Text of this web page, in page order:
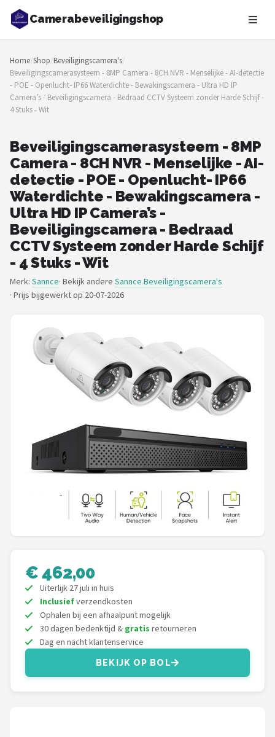
Camerabeveiligingshop
Zoeken
NAVIGATIE
Shop
Blog
Beveiligingscamera's
Camera Deurbellen
NAS
Shop
POPULAIRE MERKEN
Eufy
Home-Locking
Reolink
Hikvision
TP-Link
Foscam
ieGeek
Alle merken →
Home/Shop/Beveiligingscamera's/
Beveiligingscamerasysteem - 8MP Camera - 8CH NVR - Menselijke - AI-detectie
- POE - Openlucht- IP66 Waterdichte - Bewakingscamera - Ultra HD IP
Camera’s - Beveiligingscamera - Bedraad CCTV Systeem zonder Harde Schijf -
4 Stuks - Wit
Beveiligingscamerasysteem - 8MP
Camera - 8CH NVR - Menselijke - AI-
detectie - POE - Openlucht- IP66
Waterdichte - Bewakingscamera -
Ultra HD IP Camera’s -
Beveiligingscamera - Bedraad
CCTV Systeem zonder Harde Schijf
- 4 Stuks - Wit
Merk: Sannce· Bekijk andere Sannce Beveiligingscamera's
· Prijs bijgewerkt op 20-07-2026
€ 462,00
Uiterlijk 27 juli in huis
Inclusiefverzendkosten
Ophalen bij een afhaalpunt mogelijk
30 dagen bedenktijd & gratis retourneren
Dag en nacht klantenservice
BEKIJK OP BOL